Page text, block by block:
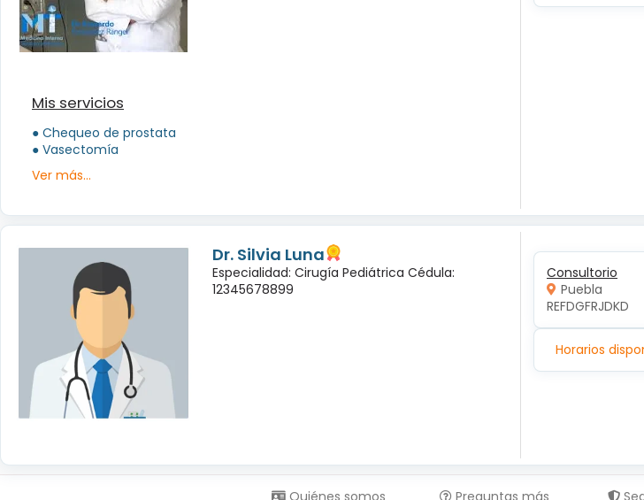
Mis servicios
● Chequeo de prostata
● Vasectomía
Ver más...
Dr. Silvia Luna
Especialidad: Cirugía Pediátrica Cédula:
12345678899
Consultorio
Puebla
REFDGFRJDKD
Horarios
Quiénes somos Preguntas más